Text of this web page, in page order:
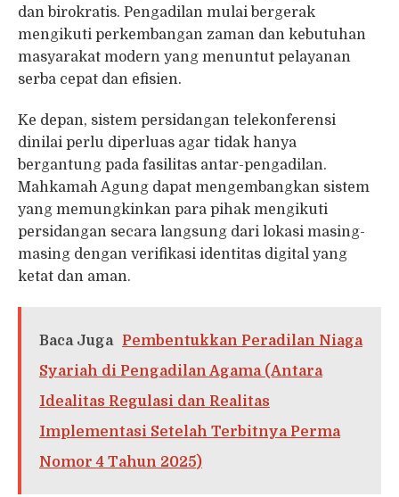
dan birokratis. Pengadilan mulai bergerak
mengikuti perkembangan zaman dan kebutuhan
masyarakat modern yang menuntut pelayanan
serba cepat dan efisien.
Ke depan, sistem persidangan telekonferensi
dinilai perlu diperluas agar tidak hanya
bergantung pada fasilitas antar-pengadilan.
Mahkamah Agung dapat mengembangkan sistem
yang memungkinkan para pihak mengikuti
persidangan secara langsung dari lokasi masing-
masing dengan verifikasi identitas digital yang
ketat dan aman.
Baca Juga
Pembentukkan Peradilan Niaga
Syariah di Pengadilan Agama (Antara
Idealitas Regulasi dan Realitas
Implementasi Setelah Terbitnya Perma
Nomor 4 Tahun 2025)